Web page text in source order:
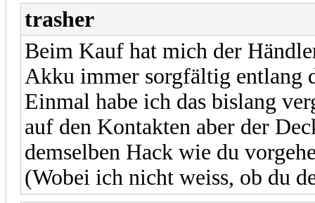
trasher
Beim Kauf hat mich der
Akku immer sorgfältig entlang
Einmal habe ich das bislang
auf den Kontakten aber der
demselben Hack wie du
(Wobei ich nicht weiss, ob du